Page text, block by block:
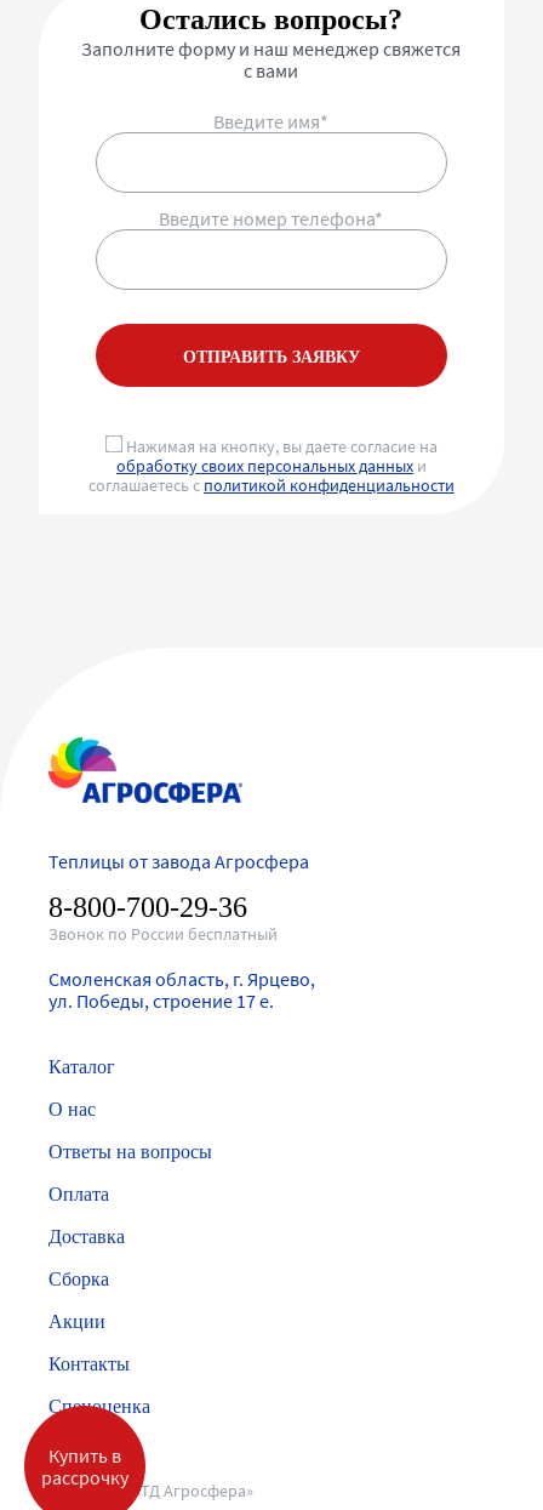
Остались вопросы?
Заполните форму и наш менеджер свяжется
с вами
Введите имя*
Введите номер телефона*
ОТПРАВИТЬ ЗАЯВКУ
Нажимая на кнопку, вы даете согласие на
обработку своих персональных данныхи
соглашаетесь с политикой конфиденциальности
Теплицы от завода Агросфера
8-800-700-29-36
Звонок по России бесплатный
Смоленская область, г. Ярцево,
ул. Победы, строение 17 е.
Каталог
О нас
Ответы на вопросы
Оплата
Доставка
Сборка
Акции
Контакты
Спецоценка
©2026 ООО «ТД Агросфера»
Купить в
рассрочку